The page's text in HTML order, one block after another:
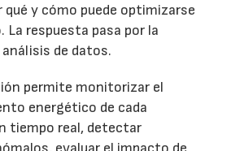
qué y cómo puede optimizarse
La respuesta pasa por la
de datos.
permite monitorizar el
energético de cada
tiempo real, detectar